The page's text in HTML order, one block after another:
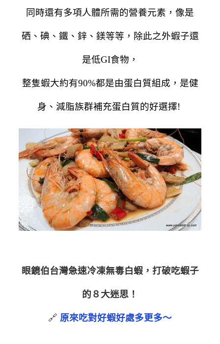
同時還有多項人體所需的營養元素，像是
硒、碘、鐵、鋅、鎂等等，除此之外蝦子還
是低GI食物，
整隻蝦大約有90%都是由蛋白質組成，是健
身、減脂族群補充蛋白質的好選擇!
眼鏡伯台灣急速冷凍無毒白蝦，打破吃蝦子
的８大迷思！
🔗 原來吃對好蝦好處多更多～